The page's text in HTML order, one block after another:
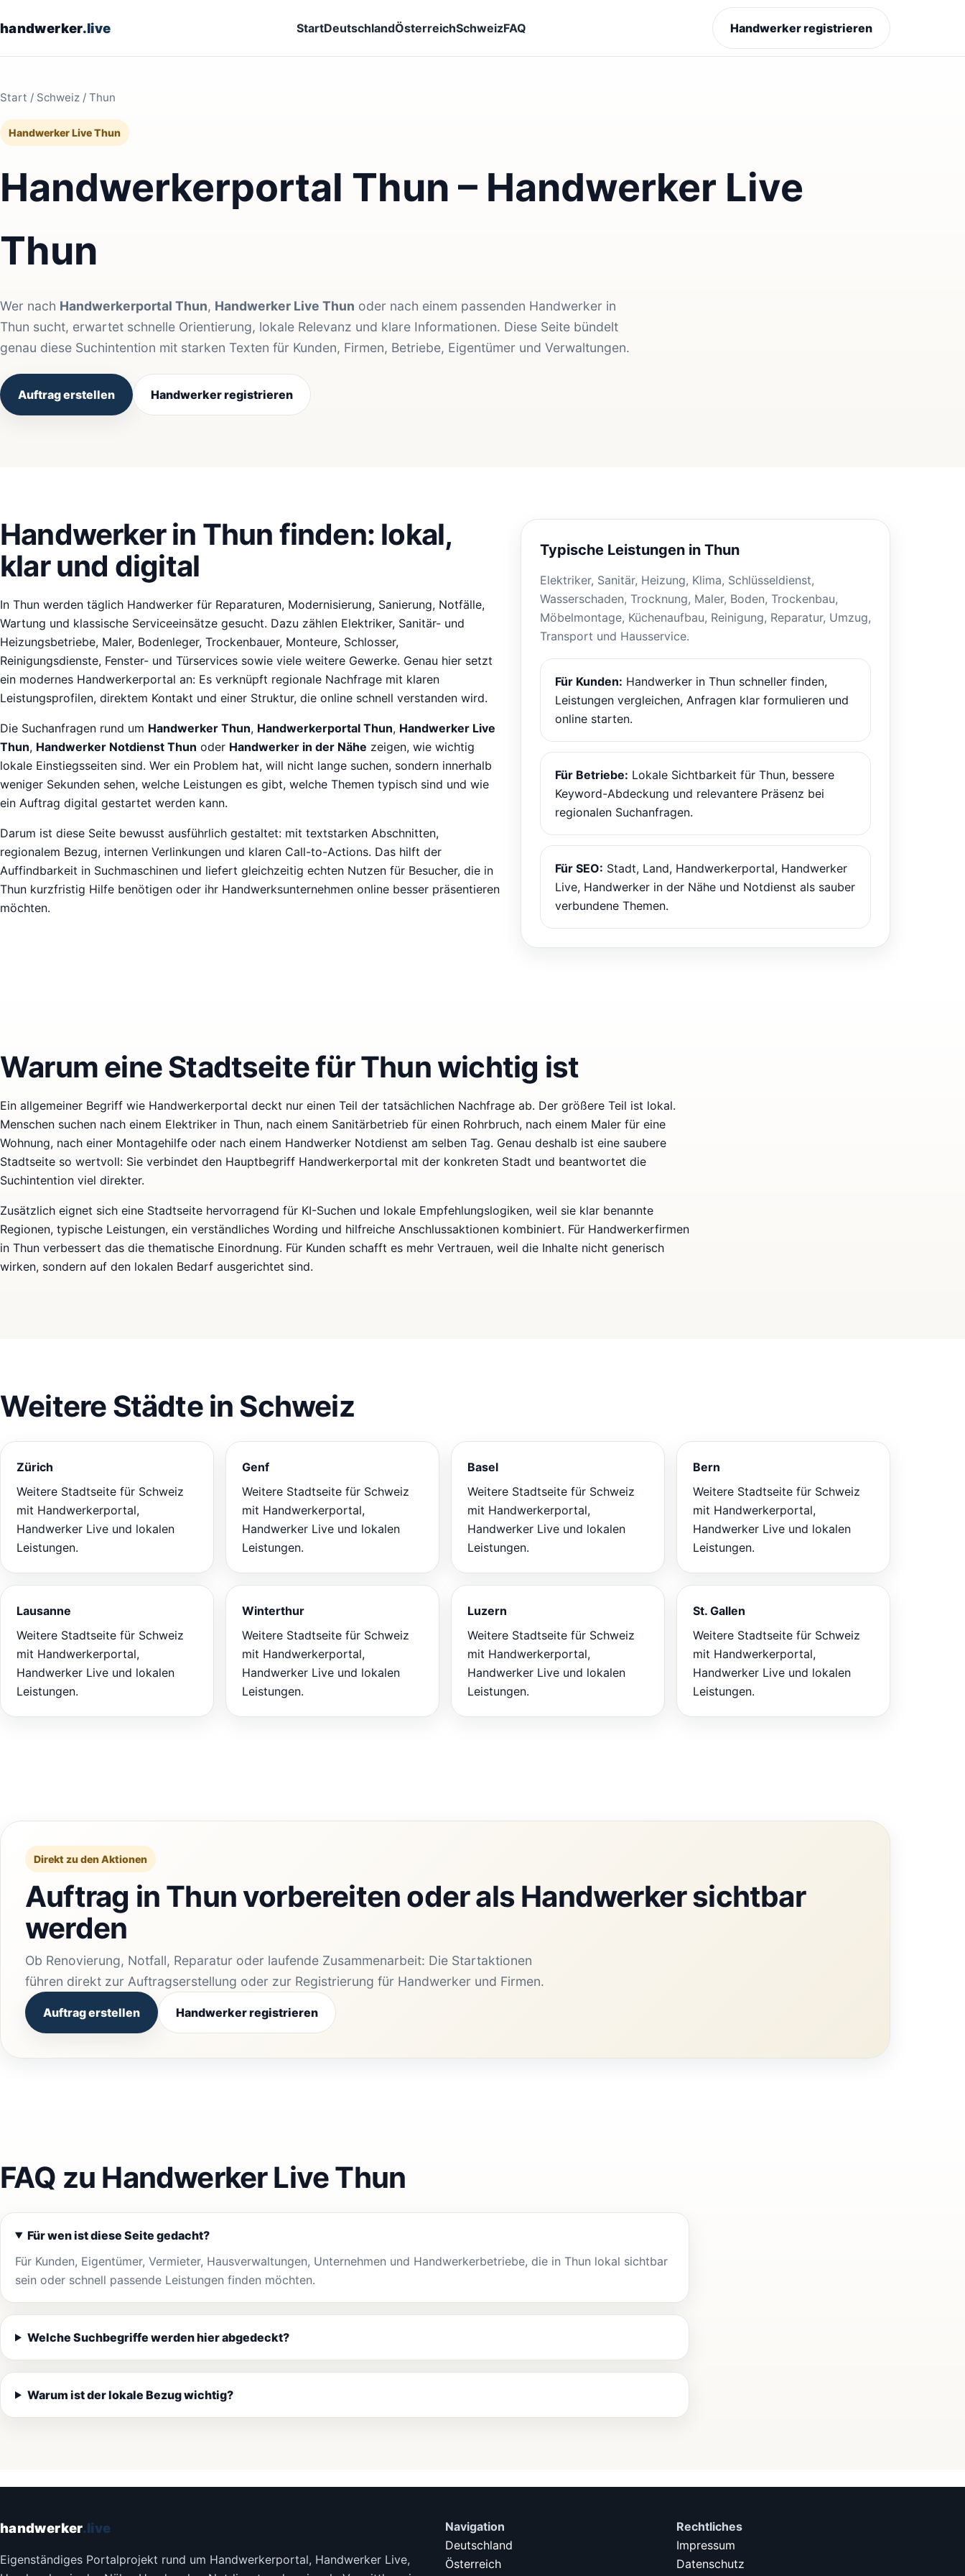
handwerker.live StartDeutschlandÖsterreichSchweizFAQ Handwerker registrieren
Start / Schweiz / Thun
Handwerker Live Thun
Handwerkerportal Thun – Handwerker Live
Thun
Wer nach Handwerkerportal Thun, Handwerker Live Thun oder nach einem passenden Handwerker in
Thun sucht, erwartet schnelle Orientierung, lokale Relevanz und klare Informationen. Diese Seite bündelt
genau diese Suchintention mit starken Texten für Kunden, Firmen, Betriebe, Eigentümer und Verwaltungen.
Auftrag erstellen Handwerker registrieren
Handwerker in Thun finden: lokal,
klar und digital
In Thun werden täglich Handwerker für Reparaturen, Modernisierung, Sanierung, Notfälle,
Wartung und klassische Serviceeinsätze gesucht. Dazu zählen Elektriker, Sanitär- und
Heizungsbetriebe, Maler, Bodenleger, Trockenbauer, Monteure, Schlosser,
Reinigungsdienste, Fenster- und Türservices sowie viele weitere Gewerke. Genau hier setzt
ein modernes Handwerkerportal an: Es verknüpft regionale Nachfrage mit klaren
Leistungsprofilen, direktem Kontakt und einer Struktur, die online schnell verstanden wird.
Die Suchanfragen rund um Handwerker Thun, Handwerkerportal Thun, Handwerker Live
Thun, Handwerker Notdienst Thun oder Handwerker in der Nähe zeigen, wie wichtig
lokale Einstiegsseiten sind. Wer ein Problem hat, will nicht lange suchen, sondern innerhalb
weniger Sekunden sehen, welche Leistungen es gibt, welche Themen typisch sind und wie
ein Auftrag digital gestartet werden kann.
Darum ist diese Seite bewusst ausführlich gestaltet: mit textstarken Abschnitten,
regionalem Bezug, internen Verlinkungen und klaren Call-to-Actions. Das hilft der
Auffindbarkeit in Suchmaschinen und liefert gleichzeitig echten Nutzen für Besucher, die in
Thun kurzfristig Hilfe benötigen oder ihr Handwerksunternehmen online besser präsentieren
möchten.
Typische Leistungen in Thun
Elektriker, Sanitär, Heizung, Klima, Schlüsseldienst,
Wasserschaden, Trocknung, Maler, Boden, Trockenbau,
Möbelmontage, Küchenaufbau, Reinigung, Reparatur, Umzug,
Transport und Hausservice.
Für Kunden: Handwerker in Thun schneller finden,
Leistungen vergleichen, Anfragen klar formulieren und
online starten.
Für Betriebe: Lokale Sichtbarkeit für Thun, bessere
Keyword-Abdeckung und relevantere Präsenz bei
regionalen Suchanfragen.
Für SEO: Stadt, Land, Handwerkerportal, Handwerker
Live, Handwerker in der Nähe und Notdienst als sauber
verbundene Themen.
Warum eine Stadtseite für Thun wichtig ist
Ein allgemeiner Begriff wie Handwerkerportal deckt nur einen Teil der tatsächlichen Nachfrage ab. Der größere Teil ist lokal.
Menschen suchen nach einem Elektriker in Thun, nach einem Sanitärbetrieb für einen Rohrbruch, nach einem Maler für eine
Wohnung, nach einer Montagehilfe oder nach einem Handwerker Notdienst am selben Tag. Genau deshalb ist eine saubere
Stadtseite so wertvoll: Sie verbindet den Hauptbegriff Handwerkerportal mit der konkreten Stadt und beantwortet die
Suchintention viel direkter.
Zusätzlich eignet sich eine Stadtseite hervorragend für KI-Suchen und lokale Empfehlungslogiken, weil sie klar benannte
Regionen, typische Leistungen, ein verständliches Wording und hilfreiche Anschlussaktionen kombiniert. Für Handwerkerfirmen
in Thun verbessert das die thematische Einordnung. Für Kunden schafft es mehr Vertrauen, weil die Inhalte nicht generisch
wirken, sondern auf den lokalen Bedarf ausgerichtet sind.
Weitere Städte in Schweiz
Zürich
Weitere Stadtseite für Schweiz
mit Handwerkerportal,
Handwerker Live und lokalen
Leistungen.
Genf
Weitere Stadtseite für Schweiz
mit Handwerkerportal,
Handwerker Live und lokalen
Leistungen.
Basel
Weitere Stadtseite für Schweiz
mit Handwerkerportal,
Handwerker Live und lokalen
Leistungen.
Bern
Weitere Stadtseite für Schweiz
mit Handwerkerportal,
Handwerker Live und lokalen
Leistungen.
Lausanne
Weitere Stadtseite für Schweiz
mit Handwerkerportal,
Handwerker Live und lokalen
Leistungen.
Winterthur
Weitere Stadtseite für Schweiz
mit Handwerkerportal,
Handwerker Live und lokalen
Leistungen.
Luzern
Weitere Stadtseite für Schweiz
mit Handwerkerportal,
Handwerker Live und lokalen
Leistungen.
St. Gallen
Weitere Stadtseite für Schweiz
mit Handwerkerportal,
Handwerker Live und lokalen
Leistungen.
Direkt zu den Aktionen
Auftrag in Thun vorbereiten oder als Handwerker sichtbar
werden
Ob Renovierung, Notfall, Reparatur oder laufende Zusammenarbeit: Die Startaktionen
führen direkt zur Auftragserstellung oder zur Registrierung für Handwerker und Firmen.
Auftrag erstellen Handwerker registrieren
FAQ zu Handwerker Live Thun
Für wen ist diese Seite gedacht?
Für Kunden, Eigentümer, Vermieter, Hausverwaltungen, Unternehmen und Handwerkerbetriebe, die in Thun lokal sichtbar
sein oder schnell passende Leistungen finden möchten.
Welche Suchbegriffe werden hier abgedeckt?
Warum ist der lokale Bezug wichtig?
handwerker.live
Eigenständiges Portalprojekt rund um Handwerkerportal, Handwerker Live,
Navigation
Deutschland
Österreich
Rechtliches
Impressum
Datenschutz